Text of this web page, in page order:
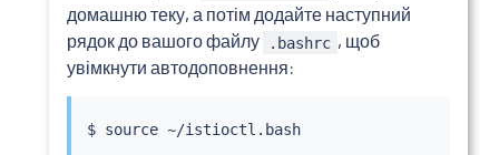
домашню теку, а потім додайте наступний
рядок до вашого файлу
.bashrc , щоб
увімкнути автодоповнення:
$ source ~/istioctl.bash